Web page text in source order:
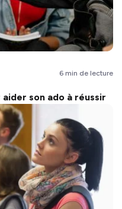
6 min de lecture
son ado à réussir